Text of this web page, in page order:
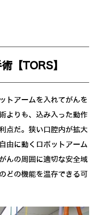
【TORS】
トアームを入れてがんを
よりも、込み入った動作
点だ。狭い口腔内が拡大
由に動くロボットアーム
んの周囲に適切な安全域
どの機能を温存できる可